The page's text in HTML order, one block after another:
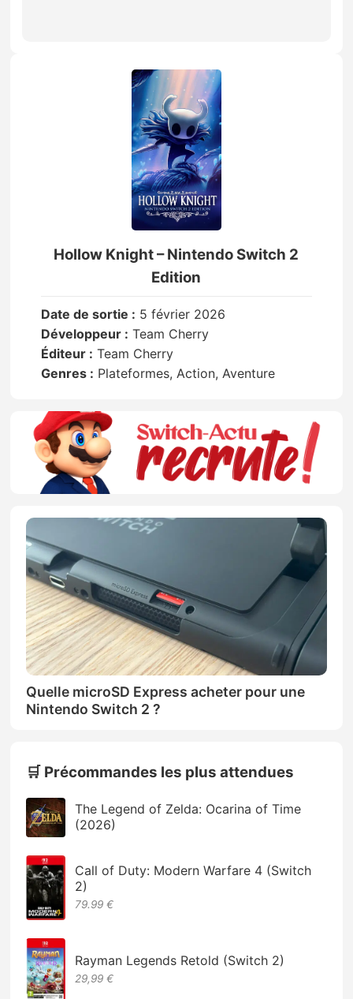
Hollow Knight – Nintendo Switch 2
Edition
Date de sortie : 5 février 2026
Développeur : Team Cherry
Éditeur : Team Cherry
Genres : Plateformes, Action, Aventure
Quelle microSD Express acheter pour une
Nintendo Switch 2 ?
🛒 Précommandes les plus attendues
The Legend of Zelda: Ocarina of Time
(2026)
Call of Duty: Modern Warfare 4 (Switch
2)
79.99 €
Rayman Legends Retold (Switch 2)
29,99 €